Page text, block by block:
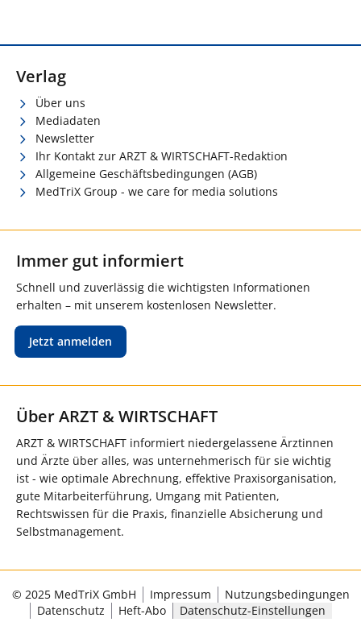
Verlag
Über uns
Mediadaten
Newsletter
Ihr Kontakt zur ARZT & WIRTSCHAFT-Redaktion
Allgemeine Geschäftsbedingungen (AGB)
MedTriX Group - we care for media solutions
Immer gut informiert
Schnell und zuverlässig die wichtigsten Informationen
erhalten – mit unserem kostenlosen Newsletter.
Jetzt anmelden
Über ARZT & WIRTSCHAFT
ARZT & WIRTSCHAFT informiert niedergelassene Ärztinnen
und Ärzte über alles, was unternehmerisch für sie wichtig
ist - wie optimale Abrechnung, effektive Praxisorganisation,
gute Mitarbeiterführung, Umgang mit Patienten,
Rechtswissen für die Praxis, finanzielle Absicherung und
Selbstmanagement.
© 2025 MedTriX GmbH Impressum
Nutzungsbedingungen
Datenschutz
Heft-Abo Datenschutz-Einstellungen